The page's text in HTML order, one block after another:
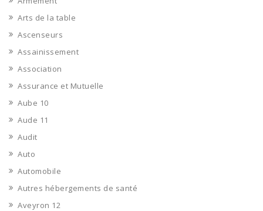
Arts de la table
Ascenseurs
Assainissement
Association
Assurance et Mutuelle
Aube 10
Aude 11
Audit
Auto
Automobile
Autres hébergements de santé
Aveyron 12